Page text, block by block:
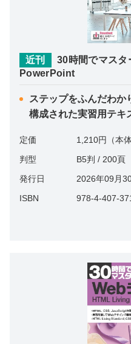
近刊
30時間でマス
PowerPoint
ステップをふんだわか
構成された実習用テキ
定価
1,210円（本
判型
B5判 / 200頁
発行日
2026年09月
ISBN
978-4-407-